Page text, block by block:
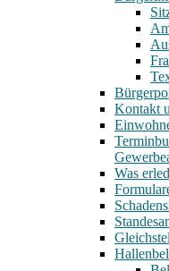
Kontakt
Was